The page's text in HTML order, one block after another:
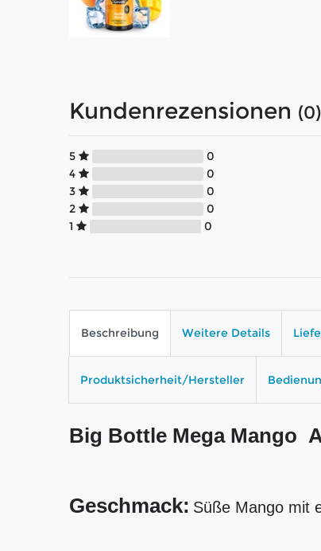
Kundenrezensionen (0)
5
0
4
0
3
0
2
0
1
0
Beschreibung Weitere Details
Produktsicherheit/Hersteller
Big Bottle Mega Mango
Geschmack: Süße Mango mit